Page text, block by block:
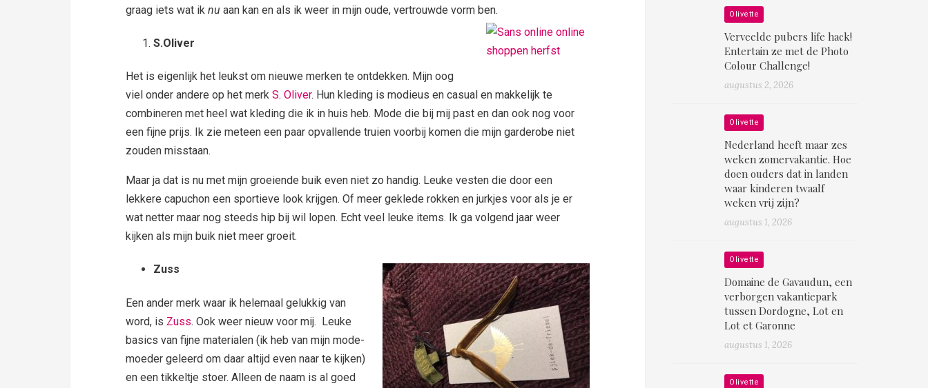
graag iets wat ik nu aan kan en als ik weer in mijn oude, vertrouwde vorm ben.
S.Oliver
Het is eigenlijk het leukst om nieuwe merken te ontdekken. Mijn oog
viel onder andere op het merk S. Oliver. Hun kleding is modieus en casual en makkelijk te
combineren met heel wat kleding die ik in huis heb. Mode die bij mij past en dan ook nog voor
een fijne prijs. Ik zie meteen een paar opvallende truien voorbij komen die mijn garderobe niet
zouden misstaan.
Maar ja dat is nu met mijn groeiende buik even niet zo handig. Leuke vesten die door een
lekkere capuchon een sportieve look krijgen. Of meer geklede rokken en jurkjes voor als je er
wat netter maar nog steeds hip bij wil lopen. Echt veel leuke items. Ik ga volgend jaar weer
kijken als mijn buik niet meer groeit.
Zuss
Een ander merk waar ik helemaal gelukkig van
word, is Zuss. Ook weer nieuw voor mij. Leuke
basics van fijne materialen (ik heb van mijn mode-
moeder geleerd om daar altijd even naar te kijken)
en een tikkeltje stoer. Alleen de naam is al goed
Olivette
Verveelde pubers life hack!
Entertain ze met de Photo
Colour Challenge!
augustus 2, 2026
Olivette
Nederland heeft maar zes
weken zomervakantie. Hoe
doen ouders dat in landen
waar kinderen twaalf
weken vrij zijn?
augustus 1, 2026
Olivette
Domaine de Gavaudun, een
verborgen vakantiepark
tussen Dordogne, Lot en
Lot et Garonne
augustus 1, 2026
Olivette